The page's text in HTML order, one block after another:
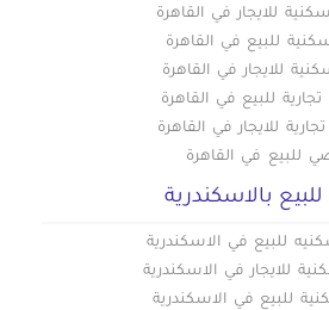
للايجار في القاهرة
للبيع في القاهرة
للايجار في القاهرة
للبيع في القاهرة
للايجار في القاهرة
للبيع في القاهرة
بالاسكندرية
للبيع في الاسكندرية
للايجار في الاسكندرية
للبيع في الاسكندرية